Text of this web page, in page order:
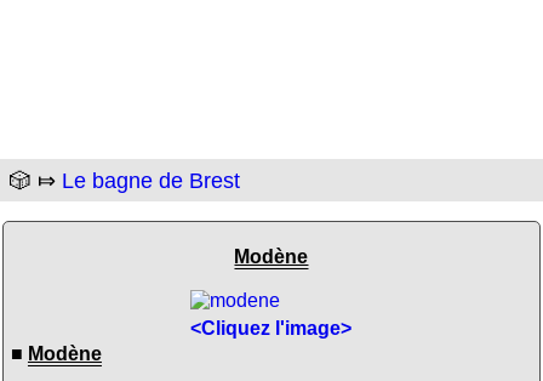
🎲 ⤇ Le bagne de Brest
Modène
<Cliquez l'image>
■ Modène